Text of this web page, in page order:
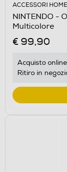
ACCESSORI
NINTENDO -
Multicolore
€ 99,90
Acquisto
Ritiro in